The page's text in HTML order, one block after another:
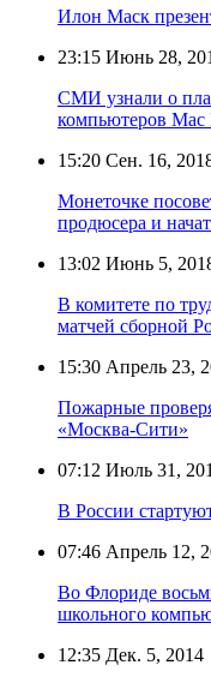
Илон Маск
23:15 Июнь 28,
СМИ узнали о
компьютеров Mac
15:20 Сен. 16,
Монеточке
продюсера и
13:02 Июнь 5,
В комитете по
матчей сборной
15:30 Апрель 23,
Пожарные
«Москва-Сити»
07:12 Июль 31,
В России
07:46 Апрель 12,
Во Флориде
школьного
12:35 Дек. 5, 2014